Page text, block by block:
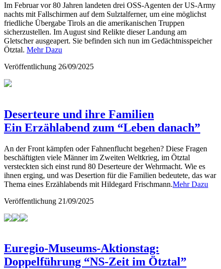
Im Februar vor 80 Jahren landeten drei OSS-Agenten der US-Army
nachts mit Fallschirmen auf dem Sulztalferner, um eine möglichst
friedliche Übergabe Tirols an die amerikanischen Truppen
sicherzustellen. Im August sind Relikte dieser Landung am
Gletscher ausgeapert. Sie befinden sich nun im Gedächtnisspeicher
Ötztal. Mehr Dazu
Veröffentlichung 26/09/2025
Deserteure und ihre Familien
Ein Erzählabend zum “Leben danach”
An der Front kämpfen oder Fahnenflucht begehen? Diese Fragen
beschäftigten viele Männer im Zweiten Weltkrieg, im Ötztal
versteckten sich einst rund 80 Deserteure der Wehrmacht. Wie es
ihnen erging, und was Desertion für die Familien bedeutete, das war
Thema eines Erzählabends mit Hildegard Frischmann.Mehr Dazu
Veröffentlichung 21/09/2025
Euregio-Museums-Aktionstag:
Doppelführung “NS-Zeit im Ötztal”